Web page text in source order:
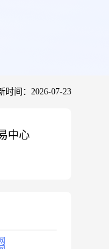
时间：2026-07-23
中心